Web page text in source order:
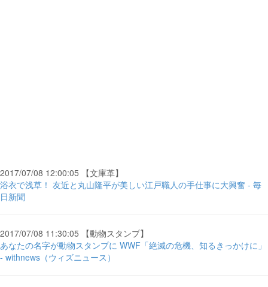
2017/07/08 12:00:05 【文庫革】
浴衣で浅草！ 友近と丸山隆平が美しい江戸職人の手仕事に大興奮 - 毎
日新聞
2017/07/08 11:30:05 【動物スタンプ】
あなたの名字が動物スタンプに WWF「絶滅の危機、知るきっかけに」
- withnews（ウィズニュース）